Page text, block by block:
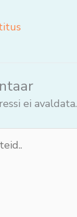
ei avaldata.